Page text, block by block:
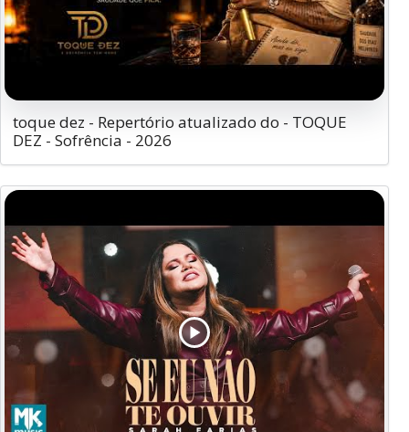
toque dez - Repertório atualizado do - TOQUE
DEZ - Sofrência - 2026